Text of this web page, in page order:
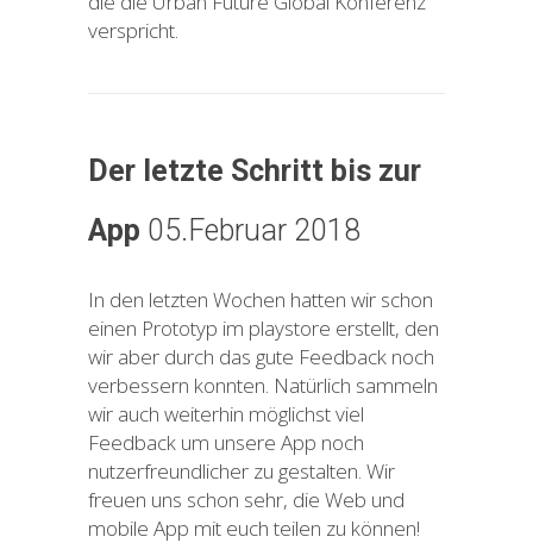
verspricht.
Der letzte Schritt bis zur
App 05.Februar 2018
In den letzten Wochen hatten wir schon
einen Prototyp im playstore erstellt, den
wir aber durch das gute Feedback noch
verbessern konnten. Natürlich sammeln
wir auch weiterhin möglichst viel
Feedback um unsere App noch
nutzerfreundlicher zu gestalten. Wir
freuen uns schon sehr, die Web und
mobile App mit euch teilen zu können!